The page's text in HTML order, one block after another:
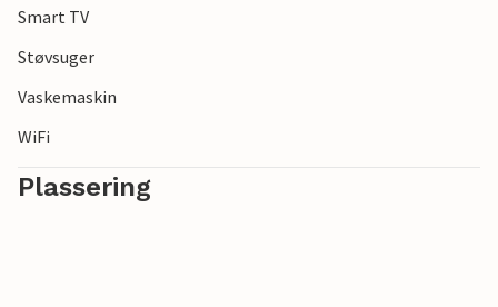
Smart TV
Støvsuger
Vaskemaskin
WiFi
Plassering